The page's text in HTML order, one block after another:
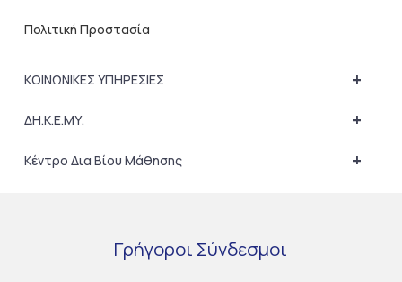
Πολιτική Προστασία
+
ΚΟΙΝΩΝΙΚΕΣ ΥΠΗΡΕΣΙΕΣ
+
ΔΗ.Κ.Ε.ΜΥ.
+
Κέντρο Δια Βίου Μάθησης
Γρήγοροι Σύνδεσμοι